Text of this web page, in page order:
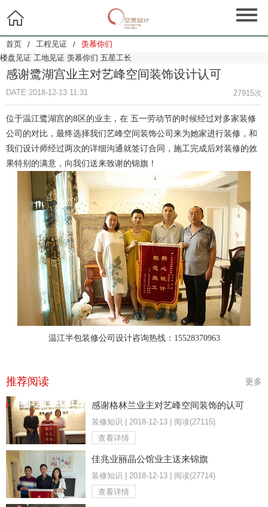

首页 / 工程见证 /
羡慕你们
楼盘见证 工地见证 羡慕你们 五星工长
感谢鹭湖宫业主对艺峰空间装饰设计认可
DATE:2018-12-13 11:31 27915次
位于温江鹭湖宫的8区的业主，在 五一劳动节的时候经过对多家装修
公司的对比，最终选择我们艺峰空间装饰公司来为她家进行装修，和
我们设计师经过两次的详细沟通就签订合同，施工完成后对装修的效
果特别的满意，向我们送来致谢的锦旗！
温江半包装修公司设计咨询热线：15528370963
推荐阅读 更多
感谢格林兰业主对艺峰空间装饰的认可
装修知识 | 2018-12-13 | 阅读(27115)
查看详情
佳兆业丽晶公馆业主送来锦旗
装修知识 | 2018-12-13 | 阅读(27714)
查看详情